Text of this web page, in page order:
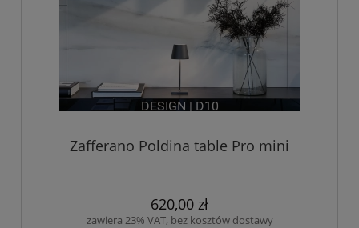
Zafferano Poldina table Pro mini
620,00 zł
zawiera 23% VAT, bez kosztów dostawy